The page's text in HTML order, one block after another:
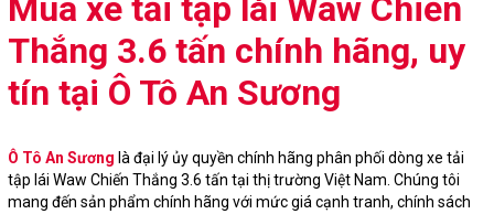
Mua xe tải tập lái Waw Chiến
Thắng 3.6 tấn chính hãng, uy
tín tại Ô Tô An Sương
Ô Tô An Sương là đại lý ủy quyền chính hãng phân phối dòng xe tải
tập lái Waw Chiến Thắng 3.6 tấn tại thị trường Việt Nam. Chúng tôi
mang đến sản phẩm chính hãng với mức giá cạnh tranh, chính sách